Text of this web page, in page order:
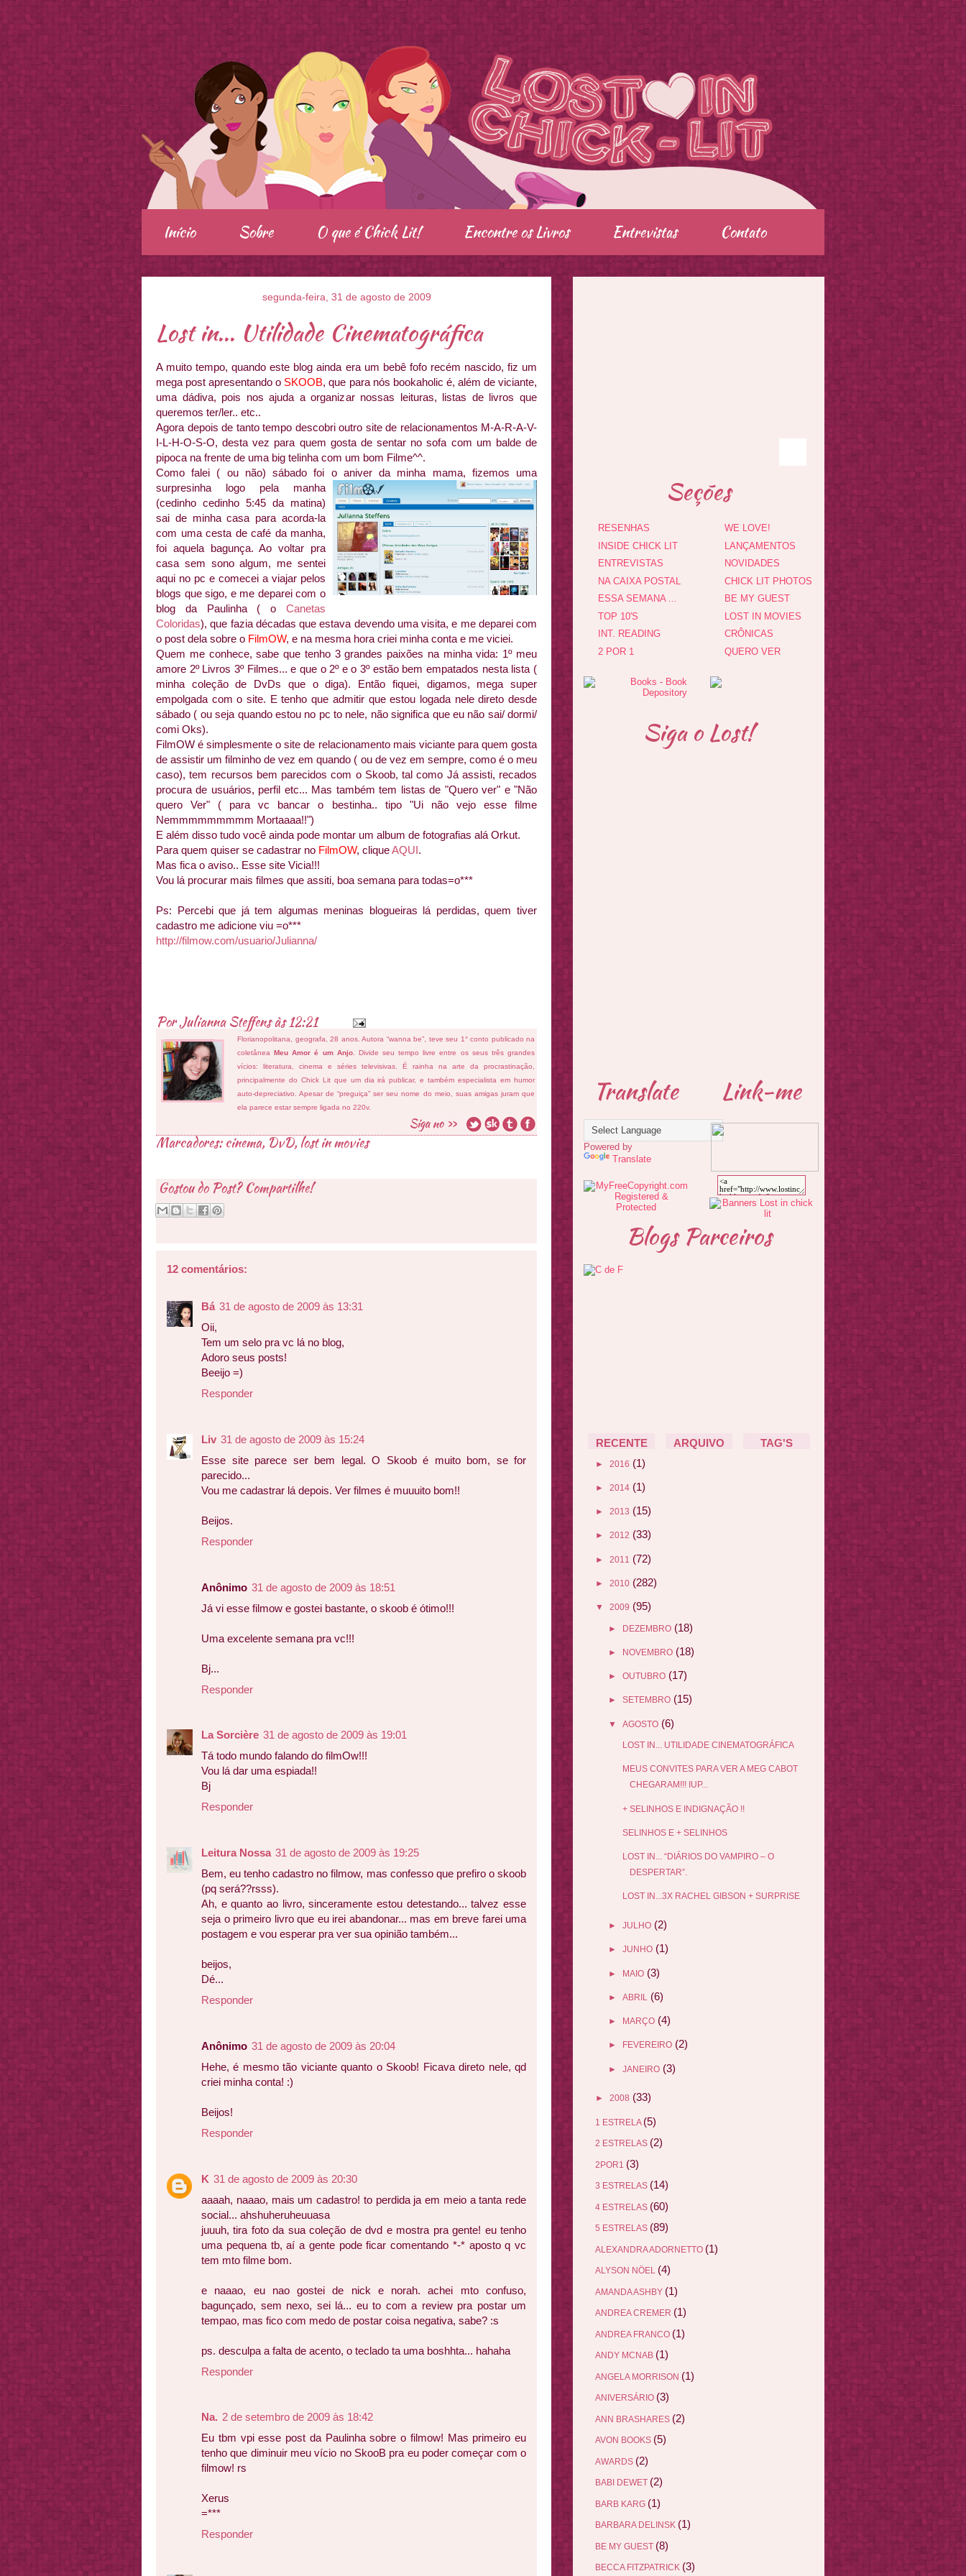
.
Início Sobre O que é Chick Lit! Encontre os Livros Entrevistas Contato
segunda-feira, 31 de agosto de 2009
Lost in... Utilidade Cinematográfica
A muito tempo, quando este blog ainda era um bebê fofo recém nascido, fiz um
mega post apresentando o SKOOB, que para nós bookaholic é, além de viciante,
uma dádiva, pois nos ajuda a organizar nossas leituras, listas de livros que
queremos ter/ler.. etc..
Agora depois de tanto tempo descobri outro site de relacionamentos M-A-R-A-V-
I-L-H-O-S-O, desta vez para quem gosta de sentar no sofa com um balde de
pipoca na frente de uma big telinha com um bom Filme^^.
Como falei ( ou não) sábado foi o aniver da minha mama, fizemos uma
surpresinha logo pela manha
(cedinho cedinho 5:45 da matina)
sai de minha casa para acorda-la
com uma cesta de café da manha,
foi aquela bagunça. Ao voltar pra
casa sem sono algum, me sentei
aqui no pc e comecei a viajar pelos
blogs que sigo, e me deparei com o
blog da Paulinha ( o Canetas
Coloridas), que fazia décadas que estava devendo uma visita, e me deparei com
o post dela sobre o FilmOW, e na mesma hora criei minha conta e me viciei.
Quem me conhece, sabe que tenho 3 grandes paixões na minha vida: 1º meu
amore 2º Livros 3º Filmes... e que o 2º e o 3º estão bem empatados nesta lista (
minha coleção de DvDs que o diga). Então fiquei, digamos, mega super
empolgada com o site. E tenho que admitir que estou logada nele direto desde
sábado ( ou seja quando estou no pc to nele, não significa que eu não sai/ dormi/
comi Oks).
FilmOW é simplesmente o site de relacionamento mais viciante para quem gosta
de assistir um filminho de vez em quando ( ou de vez em sempre, como é o meu
caso), tem recursos bem parecidos com o Skoob, tal como Já assisti, recados
procura de usuários, perfil etc... Mas também tem listas de "Quero ver" e "Não
quero Ver" ( para vc bancar o bestinha.. tipo "Ui não vejo esse filme
Nemmmmmmmmm Mortaaaa!!")
E além disso tudo você ainda pode montar um album de fotografias alá Orkut.
Para quem quiser se cadastrar no FilmOW, cliqueAQUI.
Mas fica o aviso.. Esse site Vicia!!!
Vou lá procurar mais filmes que assiti, boa semana para todas=o***
Ps: Percebi que já tem algumas meninas blogueiras lá perdidas, quem tiver
cadastro me adicione viu =o***
http://filmow.com/usuario/Julianna/
PorJulianna Steffensàs12:21
Florianopolitana, geografa, 28 anos. Autora “wanna be”, teve seu 1° conto publicado na
coletâneaMeu Amor é um Anjo. Divide seu tempo livre entre os seus três grandes
vícios: literatura, cinema e séries televisivas. É rainha na arte da procrastinação,
principalmente do Chick Lit que um dia irá publicar, e também especialista em humor
auto-depreciativo. Apesar de “preguiça” ser seu nome do meio, suas amigas juram que
ela parece estar sempre ligada no 220v.
Marcadores:cinema, DvD,lost in movies
Gostou do Post? Compartilhe!
12 comentários:
Bá 31 de agosto de 2009 às 13:31
Oii,
Tem um selo pra vc lá no blog,
Adoro seus posts!
Beeijo =)
Responder
Liv 31 de agosto de 2009 às 15:24
Esse site parece ser bem legal. O Skoob é muito bom, se for
parecido...
Vou me cadastrar lá depois. Ver filmes é muuuito bom!!
Beijos.
Responder
Anônimo 31 de agosto de 2009 às 18:51
Já vi esse filmow e gostei bastante, o skoob é ótimo!!!
Uma excelente semana pra vc!!!
Bj...
Responder
La Sorcière 31 de agosto de 2009 às 19:01
Tá todo mundo falando do filmOw!!!
Vou lá dar uma espiada!!
Bj
Responder
Leitura Nossa 31 de agosto de 2009 às 19:25
Bem, eu tenho cadastro no filmow, mas confesso que prefiro o skoob
(pq será??rsss).
Ah, e quanto ao livro, sinceramente estou detestando... talvez esse
seja o primeiro livro que eu irei abandonar... mas em breve farei uma
postagem e vou esperar pra ver sua opinião também...
beijos,
Dé...
Responder
Anônimo 31 de agosto de 2009 às 20:04
Hehe, é mesmo tão viciante quanto o Skoob! Ficava direto nele, qd
criei minha conta! :)
Beijos!
Responder
K 31 de agosto de 2009 às 20:30
aaaah, naaao, mais um cadastro! to perdida ja em meio a tanta rede
social... ahshuheruheuuasa
juuuh, tira foto da sua coleção de dvd e mostra pra gente! eu tenho
uma pequena tb, aí a gente pode ficar comentando *-* aposto q vc
tem mto filme bom.
e naaao, eu nao gostei de nick e norah. achei mto confuso,
bagunçado, sem nexo, sei lá... eu to com a review pra postar um
tempao, mas fico com medo de postar coisa negativa, sabe? :s
ps. desculpa a falta de acento, o teclado ta uma boshhta... hahaha
Responder
Na. 2 de setembro de 2009 às 18:42
Eu tbm vpi esse post da Paulinha sobre o filmow! Mas primeiro eu
tenho que diminuir meu vício no SkooB pra eu poder começar com o
filmow! rs
Xerus
=***
Responder
Seções
RESENHAS
INSIDE CHICK LIT
ENTREVISTAS
NA CAIXA POSTAL
ESSA SEMANA ...
TOP 10'S
INT. READING
2 POR 1
WE LOVE!
LANÇAMENTOS
NOVIDADES
CHICK LIT PHOTOS
BE MY GUEST
LOST IN MOVIES
CRÔNICAS
QUERO VER
Siga o Lost!
Translate
Powered by
Translate
Link-me
Blogs Parceiros
RECENTE ARQUIVO TAG'S
► 2016 (1)
► 2014 (1)
► 2013 (15)
► 2012 (33)
► 2011 (72)
► 2010 (282)
▼ 2009 (95)
► DEZEMBRO (18)
► NOVEMBRO (18)
► OUTUBRO (17)
► SETEMBRO (15)
▼ AGOSTO (6)
LOST IN... UTILIDADE CINEMATOGRÁFICA
MEUS CONVITES PARA VER A MEG CABOT
CHEGARAM!!! IUP...
+ SELINHOS E INDIGNAÇÃO !!
SELINHOS E + SELINHOS
LOST IN... “DIÁRIOS DO VAMPIRO – O
DESPERTAR”.
LOST IN...3X RACHEL GIBSON + SURPRISE
► JULHO (2)
► JUNHO (1)
► MAIO (3)
► ABRIL (6)
► MARÇO (4)
► FEVEREIRO (2)
► JANEIRO (3)
► 2008 (33)
1 ESTRELA (5)
2 ESTRELAS (2)
2POR1 (3)
3 ESTRELAS (14)
4 ESTRELAS (60)
5 ESTRELAS (89)
ALEXANDRA ADORNETTO (1)
ALYSON NÖEL (4)
AMANDA ASHBY (1)
ANDREA CREMER (1)
ANDREA FRANCO (1)
ANDY MCNAB (1)
ANGELA MORRISON (1)
ANIVERSÁRIO (3)
ANN BRASHARES (2)
AVON BOOKS (5)
AWARDS (2)
BABI DEWET (2)
BARB KARG (1)
BARBARA DELINSK (1)
BE MY GUEST (8)
BECCA FITZPATRICK (3)